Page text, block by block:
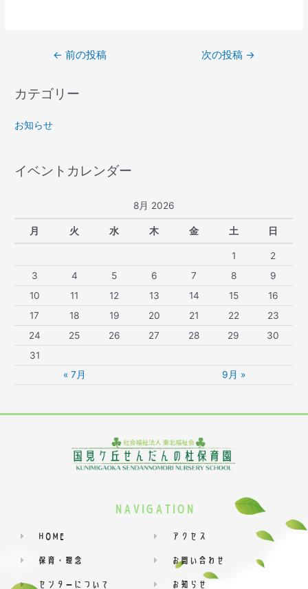
← 前の投稿 次の投稿 →
カテゴリー
お知らせ
イベントカレンダー
8月 2026
月 火 水 木 金 土 日
1
2
3
4 5 6 7 8
9
10
11 12 13 14 15
16
17
18 19 20 21 22
23
24
25 26 27 28 29
30
31
« 7月
9月 »
NAVIGATION
HOME
保育・理念
センターについて
アクセス
お問い合わせ
お知らせ